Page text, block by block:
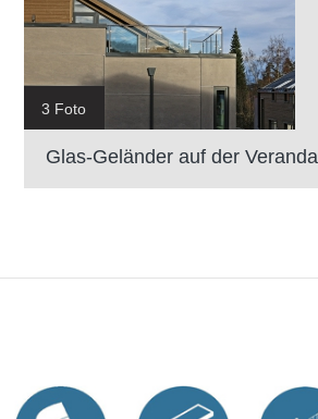
3 Foto
Glas-Geländer auf der Veranda